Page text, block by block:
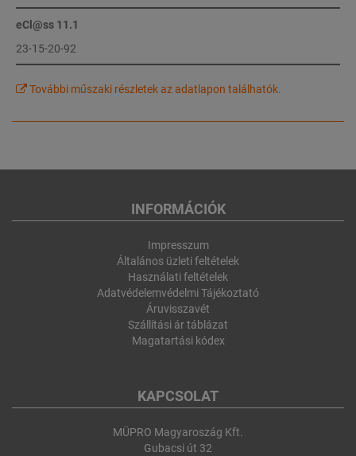
eCl@ss 11.1
23-15-20-92
További műszaki részletek az adatlapon találhatók.
INFORMÁCIÓK
Impresszum
Általános üzleti feltételek
Használati feltételek
Adatvédelemvédelmi Tájékoztató
Áruvisszavét
Szállítási ár táblázat
Magatartási kódex
KAPCSOLAT
MÜPRO Magyaroszág Kft.
Gubacsi út 32